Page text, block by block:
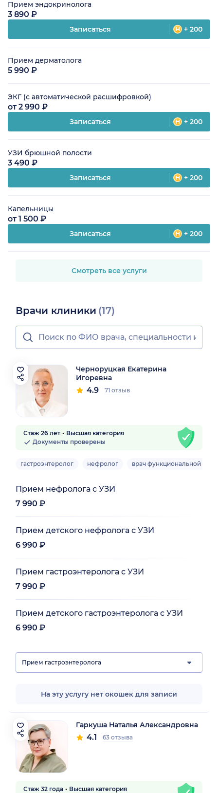
Прием эндокринолога
3 890 ₽
Записаться + 200
Прием дерматолога
5 990 ₽
ЭКГ (с автоматической расшифровкой)
от 2 990 ₽
Записаться + 200
УЗИ брюшной полости
3 490 ₽
Записаться + 200
Капельницы
от 1 500 ₽
Записаться + 200
Смотреть все услуги
Врачи клиники (17)
Черноруцкая Екатерина
Игоревна
4.9 71 отзыв
Стаж 26 лет
Высшая категория
Документы проверены
гастроэнтеролог нефролог врач функциональной
Прием нефролога с УЗИ
7 990 ₽
Прием детского нефролога с УЗИ
6 990 ₽
Прием гастроэнтеролога с УЗИ
7 990 ₽
Прием детского гастроэнтеролога с УЗИ
6 990 ₽
Прием гастроэнтеролога
На эту услугу нет окошек для записи
Гаркуша Наталья Александровна
4.1 63 отзыва
Стаж 32 года
Высшая категория